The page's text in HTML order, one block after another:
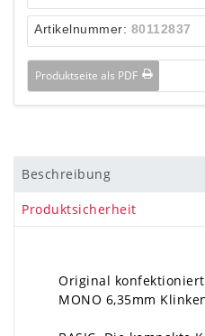
Artikelnummer: 80112837
Produktseite als PDF
Beschreibung
Produktsicherheit
Original
MONO 6,35mm